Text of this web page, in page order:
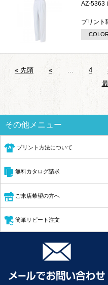
AZ-5363
プリント
COLOR
« 先頭 « ... 4
その他メニュー
プリント方法について
無料カタログ請求
ご来店希望の方へ
簡単リピート注文